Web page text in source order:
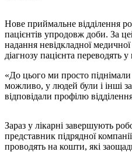
Нове приймальне відділення
пацієнтів упродовж доби. За
надання невідкладної
діагнозу пацієнта переводять
«До цього ми просто піднімали
можливо, у людей були і інші
відповідали профілю
Зараз у лікарні завершують
представник підрядної
проводять на кошти, які